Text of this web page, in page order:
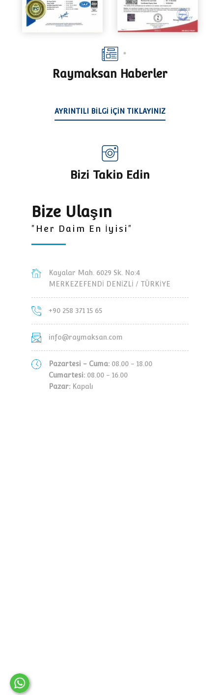
Raymaksan Haberler
AYRINTILI BILGI IÇIN TIKLAYINIZ
Bizi Takip Edin
Bize Ulaşın
"Her Daim En İyisi"
Kayalar Mah. 6029 Sk. No:4
MERKEZEFENDİ DENİZLİ / TÜRKİYE
+90 258 371 15 65
info@raymaksan.com
Pazartesi - Cuma: 08.00 - 18.00
Cumartesi: 08.00 - 16.00
Pazar: Kapalı